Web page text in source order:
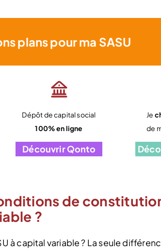
plans pour ma SASU
Dépôt de capital social
100% en ligne
Découvrir Qonto
Je
de
de
?
à capital variable ? La seule